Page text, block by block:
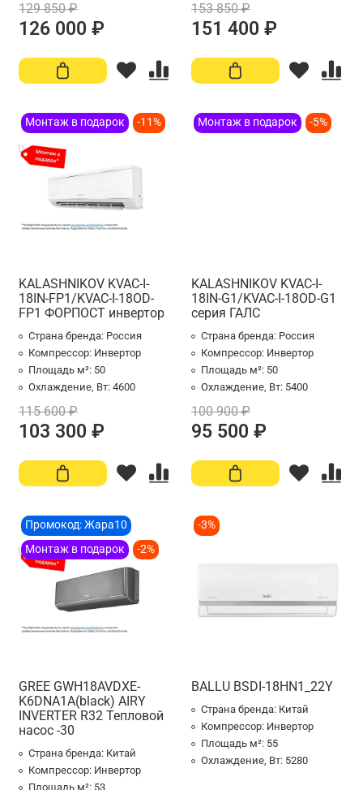
129 850 ₽
126 000 ₽
153 850 ₽
151 400 ₽
Монтаж в подарок -11%
KALASHNIKOV KVAC-I-
18IN-FP1/KVAC-I-18OD-
FP1 ФОРПОСТ инвертор
Страна бренда: Россия
Компрессор: Инвертор
Площадь м²: 50
Охлаждение, Вт: 4600
115 600 ₽
103 300 ₽
Монтаж в подарок -5%
KALASHNIKOV KVAC-I-
18IN-G1/KVAC-I-18OD-G1
серия ГАЛС
Страна бренда: Россия
Компрессор: Инвертор
Площадь м²: 50
Охлаждение, Вт: 5400
100 900 ₽
95 500 ₽
Промокод: Жара10
Монтаж в подарок
-2%
GREE GWH18AVDXE-
K6DNA1A(black) AIRY
INVERTER R32 Тепловой
насос -30
Страна бренда: Китай
Компрессор: Инвертор
Площадь м²: 53
-3%
BALLU BSDI-18HN1_22Y
Страна бренда: Китай
Компрессор: Инвертор
Площадь м²: 55
Охлаждение, Вт: 5280